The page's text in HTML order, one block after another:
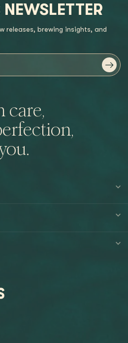
care,
releases, brewing insights, and